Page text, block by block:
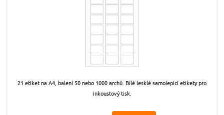
21 etiket na A4, balení 50 nebo 1000 archů. Bílé lesklé samolepicí etikety pro
inkoustový tisk.